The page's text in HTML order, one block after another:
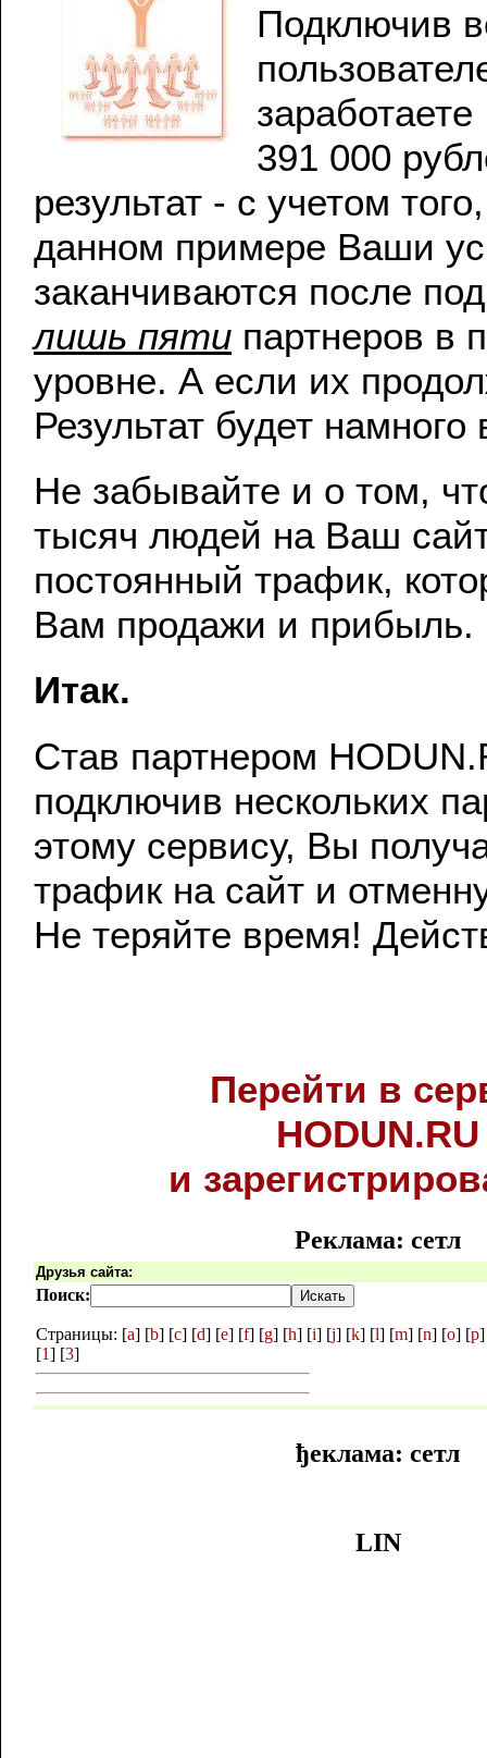
Подключив
заработаете
391 000
результат - с учетом
данном примере Ваши
заканчиваются после
лишь пяти партнеров в
уровне. А если их
Результат будет
Не забывайте и о том,
тысяч людей на Ваш
постоянный трафик,
Вам продажи и прибыль.
Итак.
Став партнером
подключив нескольких
этому сервису, Вы
трафик на сайт и
Не теряйте время!
Перейти в
HODUN.RU
и
Реклама: сетл
Друзья сайта:
Поиск:
Страницы: [a] [b] [c] [d] [e] [f] [g] [h] [i] [j] [k] [l] [m] [n] [o] [p
[1] [3]
ђеклама: сетл
LIN